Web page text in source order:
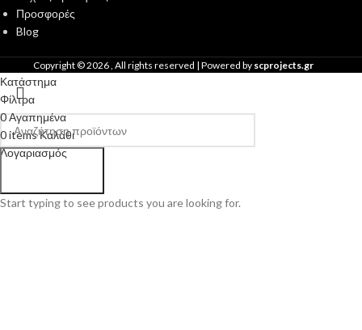
Προσφορές
Blog
Copyright ©2026, All rights reserved | Powered by scprojects.gr
Start typing to see products you are looking for.
Κατάστημα
Φίλτρα
0Αγαπημένα
0itemsΚαλάθι
Λογαριασμός